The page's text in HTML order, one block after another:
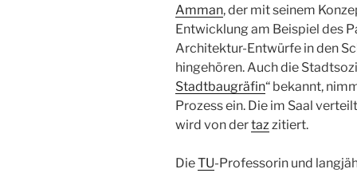
Amman, der mit seinem
Entwicklung am Beispiel des
Architektur-Entwürfe in den
hingehören. Auch die
Stadtbaugräfin“ bekannt,
Prozess ein. Die im Saal
wird von dertaz zitiert.
DieTU-Professorin und